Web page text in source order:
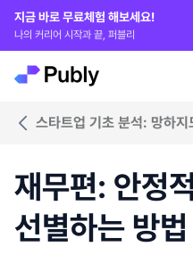
지금 바로 무료체험 해보세요!
나의 커리어 시작과 끝, 퍼블리
스타트업 기초 분석: 망하
재무편: 안정
선별하는 방법